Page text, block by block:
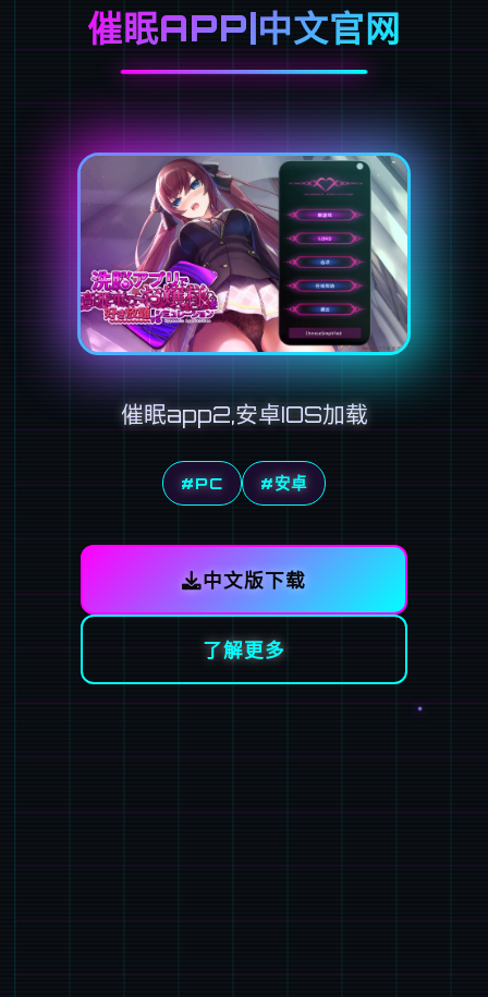
催眠APP|中文官网
催眠app2,安卓IOS加载
#PC #安卓
中文版下载
了解更多